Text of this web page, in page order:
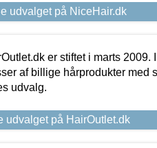
udvalget på NiceHair.dk
er stiftet i marts
af billige hårprodukter med
udvalg.
udvalget på HairOutlet.dk